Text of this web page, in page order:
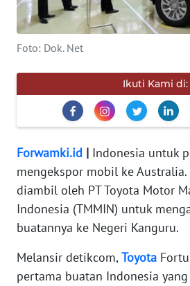
Foto: Dok. Net
Ikuti Kami di:
Forwamki.id | Indonesia untuk
mengekspor mobil ke
diambil oleh PT Toyota Motor
Indonesia (TMMIN) untuk
buatannya ke Negeri Kanguru.
Melansir detikcom,Toyota
pertama buatan Indonesia
OPINI
KONSUMEN
NET
FORWAMKI
PERAPKI
WALINKI
Informasi
INDEKS
BERITA